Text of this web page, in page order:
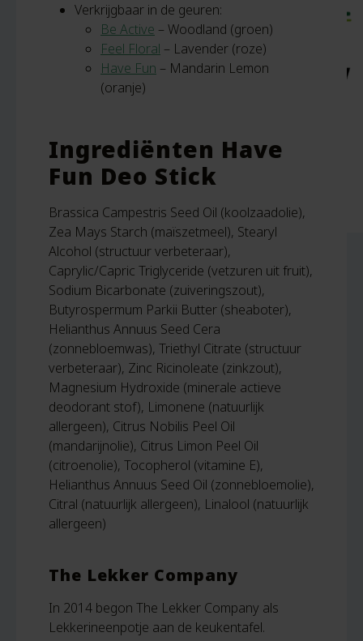
Verkrijgbaar in de geuren:
Be Active – Woodland (groen)
Feel Floral – Lavender (roze)
Have Fun – Mandarin Lemon
(oranje)
Ingrediënten Have
Fun Deo Stick
Brassica Campestris Seed Oil (koolzaadolie),
Zea Mays Starch (maïszetmeel), Stearyl
Alcohol (structuur verbeteraar),
Caprylic/Capric Triglyceride (vetzuren uit fruit),
Sodium Bicarbonate (zuiveringszout),
Butyrospermum Parkii Butter (sheaboter),
Helianthus Annuus Seed Cera
(zonnebloemwas), Triethyl Citrate (structuur
verbeteraar), Zinc Ricinoleate (zinkzout),
Magnesium Hydroxide (minerale actieve
deodorant stof), Limonene (natuurlijk
allergeen), Citrus Nobilis Peel Oil
(mandarijnolie), Citrus Limon Peel Oil
(citroenolie), Tocopherol (vitamine E),
Helianthus Annuus Seed Oil (zonnebloemolie),
Citral (natuurlijk allergeen), Linalool (natuurlijk
allergeen)
The Lekker Company
In 2014 begon The Lekker Company als
Lekkerineenpotje aan de keukentafel.